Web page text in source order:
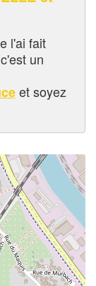
l'ai fait
un
et soyez